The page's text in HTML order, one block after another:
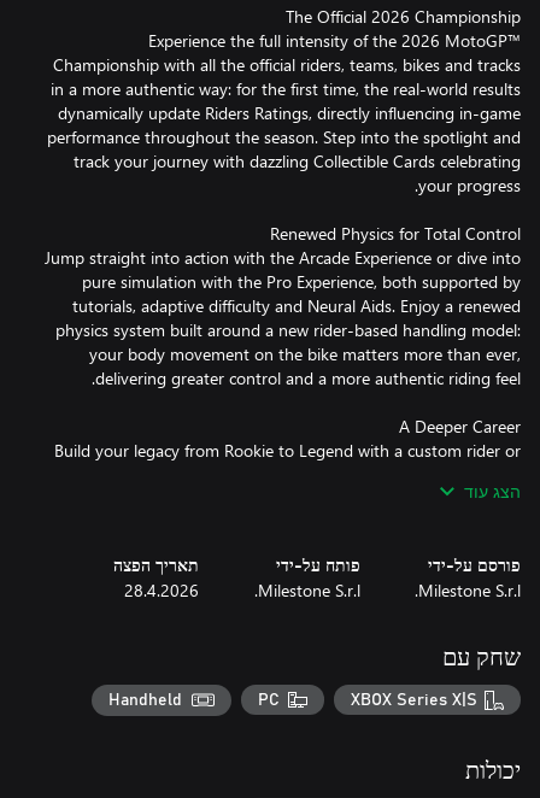
Experience the full intensity of the 2026 MotoGP™
Championship with all the official riders, teams, bikes and tracks
in a more authentic way: for the first time, the real-world results
dynamically update Riders Ratings, directly influencing in-game
performance throughout the season. Step into the spotlight and
track your journey with dazzling Collectible Cards celebrating
Jump straight into action with the Arcade Experience or dive into
pure simulation with the Pro Experience, both supported by
tutorials, adaptive difficulty and Neural Aids. Enjoy a renewed
physics system built around a new rider-based handling model:
your body movement on the bike matters more than ever,
Build your legacy from Rookie to Legend with a custom rider or
journey evolves season after season through contract
challenges, while your collaboration with teams drives bike
Step away from the paddock and explore new ways to ride. Train
with the Motard, Flat Track and Minibike disciplines, or hit the
circuit with Production Bikes, models featured in single-brand
הצג עוד
פורסם על-ידי
Milestone S.r.l.
פותח על-ידי
Milestone S.r.l.
תאריך הפצה
28.4.2026
שחק עם
XBOX Series X|S
PC
Handheld
יכולות